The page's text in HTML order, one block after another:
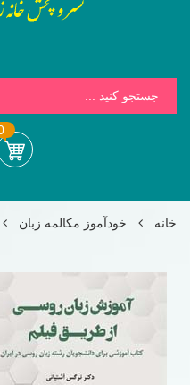
0
خانه خودآموز مکالمه زبان